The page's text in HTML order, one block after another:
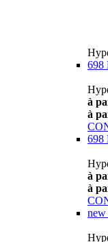
698
à
à
698
à
à
new